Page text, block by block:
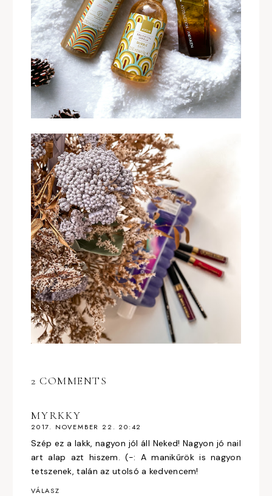
2 COMMENTS
MYRKKY
2017. NOVEMBER 22. 20:42
Szép ez a lakk, nagyon jól áll Neked! Nagyon jó nail
art alap azt hiszem. (-: A manikűrök is nagyon
tetszenek, talán az utolsó a kedvencem!
VÁLASZ